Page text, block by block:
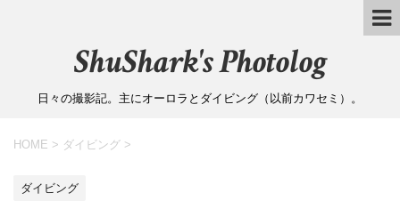
ShuShark's Photolog
日々の撮影記。主にオーロラとダイビング（以前カワセミ）。
HOME > ダイビング >
ダイビング